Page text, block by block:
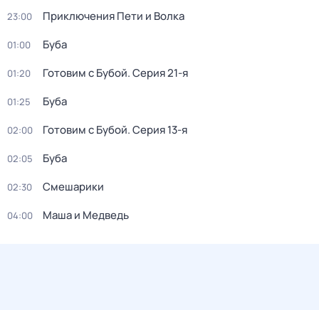
23:00 Приключения Пети и Волка
01:00 Буба
01:20 Готовим с Бубой. Серия 21-я
01:25 Буба
02:00 Готовим с Бубой. Серия 13-я
02:05 Буба
02:30 Смешарики
04:00 Маша и Медведь